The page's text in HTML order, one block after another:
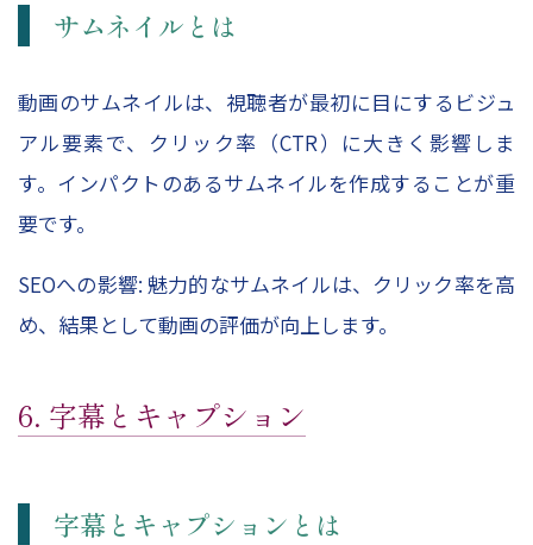
サムネイルとは
動画のサムネイルは、視聴者が最初に目にするビジュ
アル要素で、クリック率（CTR）に大きく影響しま
す。インパクトのあるサムネイルを作成することが重
要です。
SEOへの影響: 魅力的なサムネイルは、クリック率を高
め、結果として動画の評価が向上します。
6. 字幕とキャプション
字幕とキャプションとは